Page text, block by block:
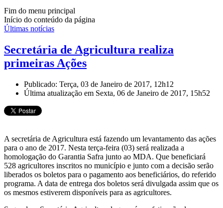
Fim do menu principal
Início do conteúdo da página
Últimas notícias
Secretária de Agricultura realiza
primeiras Ações
Publicado: Terça, 03 de Janeiro de 2017, 12h12
Última atualização em Sexta, 06 de Janeiro de 2017, 15h52
A secretária de Agricultura está fazendo um levantamento das ações
para o ano de 2017. Nesta terça-feira (03) será realizada a
homologação do Garantia Safra junto ao MDA. Que beneficiará
528 agricultores inscritos no município e junto com a decisão serão
liberados os boletos para o pagamento aos beneficiários, do referido
programa. A data de entrega dos boletos será divulgada assim que os
os mesmos estiverem disponíveis para as agricultores.